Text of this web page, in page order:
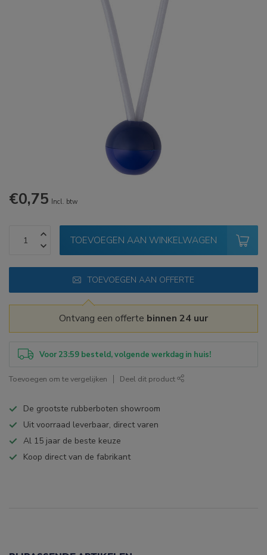
€0,75 Incl. btw
TOEVOEGEN AAN WINKELWAGEN
TOEVOEGEN AAN OFFERTE
Ontvang een offerte binnen 24 uur
Voor 23:59 besteld, volgende werkdag in huis!
Toevoegen om te vergelijken Deel dit product
De grootste rubberboten showroom
Uit voorraad leverbaar, direct varen
Al 15 jaar de beste keuze
Koop direct van de fabrikant